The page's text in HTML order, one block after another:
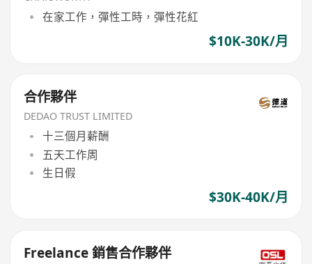
在家工作，彈性工時，彈性花紅
$10K-30K/月
合作夥伴
DEDAO TRUST LIMITED
十三個月薪酬
五天工作周
生日假
$30K-40K/月
Freelance 銷售合作夥伴